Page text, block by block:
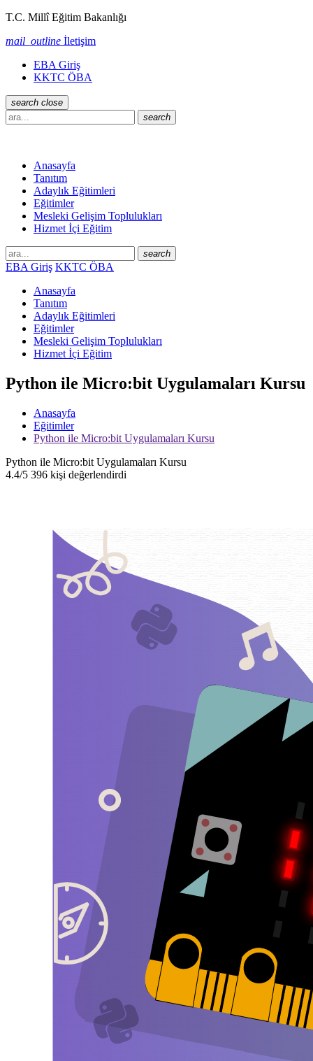
T.C. Millî Eğitim Bakanlığı
mail_outline İletişim
EBA Giriş
KKTC ÖBA
search close
search
Anasayfa
Tanıtım
Adaylık Eğitimleri
Eğitimler
Mesleki Gelişim Toplulukları
Hizmet İçi Eğitim
search
EBA Giriş KKTC ÖBA
Anasayfa
Tanıtım
Adaylık Eğitimleri
Eğitimler
Mesleki Gelişim Toplulukları
Hizmet İçi Eğitim
Python ile Micro:bit Uygulamaları Kursu
Anasayfa
Eğitimler
Python ile Micro:bit Uygulamaları Kursu
Python ile Micro:bit Uygulamaları Kursu
4.4/5 396 kişi değerlendirdi